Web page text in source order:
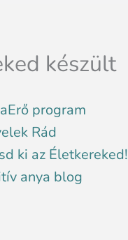
készült
program
Rád
ki az Életkereked!
anya blog